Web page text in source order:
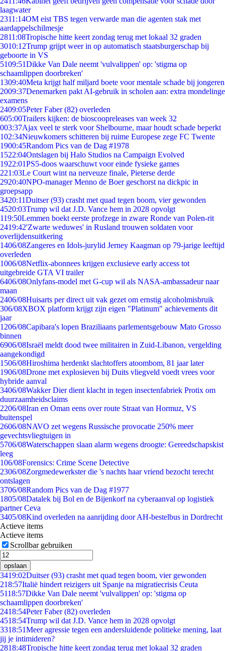
laagwater
2311:14OM eist TBS tegen verwarde man die agenten stak met
aardappelschilmesje
2811:08Tropische hitte keert zondag terug met lokaal 32 graden
3010:12Trump grijpt weer in op automatisch staatsburgerschap bij
geboorte in VS
5109:51Dikke Van Dale neemt 'vulvalippen' op: 'stigma op
schaamlippen doorbreken'
1309:40Meta krijgt half miljard boete voor mentale schade bij jongeren
2009:37Denemarken pakt AI-gebruik in scholen aan: extra mondelinge
examens
2409:05Peter Faber (82) overleden
605:00Trailers kijken: de bioscoopreleases van week 32
003:37Ajax veel te sterk voor Shelbourne, maar houdt schade beperkt
102:34Nieuwkomers schitteren bij ruime Europese zege FC Twente
1900:45Random Pics van de Dag #1978
1522:04Ontslagen bij Halo Studios na Campaign Evolved
1922:01PS5-doos waarschuwt voor einde fysieke games
221:03Le Court wint na nerveuze finale, Pieterse derde
2920:40NPO-manager Menno de Boer geschorst na dickpic in
groepsapp
3420:11Duitser (93) crasht met quad tegen boom, vier gewonden
4520:03Trump wil dat J.D. Vance hem in 2028 opvolgt
119:50Lemmen boekt eerste profzege in zware Ronde van Polen-rit
2419:42'Zwarte weduwes' in Rusland trouwen soldaten voor
overlijdensuitkering
1406/08Zangeres en Idols-jurylid Jerney Kaagman op 79-jarige leeftijd
overleden
1006/08Netflix-abonnees krijgen exclusieve early access tot
uitgebreide GTA VI trailer
6406/08Onlyfans-model met G-cup wil als NASA-ambassadeur naar
maan
2406/08Huisarts per direct uit vak gezet om ernstig alcoholmisbruik
306/08XBOX platform krijgt zijn eigen "Platinum" achievements dit
jaar
1206/08Capibara's lopen Braziliaans parlementsgebouw Mato Grosso
binnen
6906/08Israël meldt dood twee militairen in Zuid-Libanon, vergelding
aangekondigd
1506/08Hiroshima herdenkt slachtoffers atoombom, 81 jaar later
1906/08Drone met explosieven bij Duits vliegveld voedt vrees voor
hybride aanval
3406/08Wakker Dier dient klacht in tegen insectenfabriek Protix om
duurzaamheidsclaims
2206/08Iran en Oman eens over route Straat van Hormuz, VS
buitenspel
2606/08NAVO zet wegens Russische provocatie 250% meer
gevechtsvliegtuigen in
5706/08Waterschappen slaan alarm wegens droogte: Gereedschapskist
leeg
106/08Forensics: Crime Scene Detective
2306/08Zorgmedewerkster die 's nachts haar vriend bezocht terecht
ontslagen
3706/08Random Pics van de Dag #1977
1805/08Datalek bij Bol en de Bijenkorf na cyberaanval op logistiek
partner Ceva
3405/08Kind overleden na aanrijding door AH-bestelbus in Dordrecht
Actieve items
Actieve items
Scrollbar gebruiken
opslaan
3419:02Duitser (93) crasht met quad tegen boom, vier gewonden
218:57Italië hindert reizigers uit Spanje na migratiecrisis Ceuta
5118:57Dikke Van Dale neemt 'vulvalippen' op: 'stigma op
schaamlippen doorbreken'
2418:54Peter Faber (82) overleden
4518:54Trump wil dat J.D. Vance hem in 2028 opvolgt
3318:51Meer agressie tegen een andersluidende politieke mening, laat
jij je intimideren?
2818:48Tropische hitte keert zondag terug met lokaal 32 graden